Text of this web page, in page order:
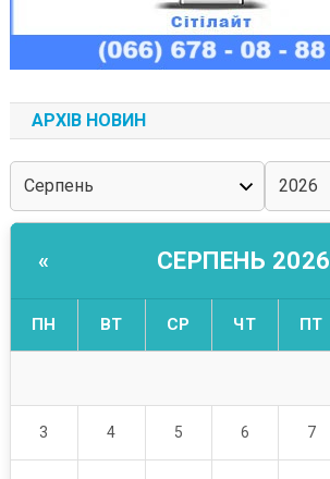
АРХІВ НОВИН
« СЕРПЕНЬ 2026
ПН ВТ СР ЧТ ПТ
3 4 5 6 7